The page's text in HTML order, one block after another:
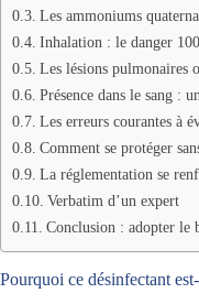
Les ammoniums
Inhalation : le danger
Les lésions pulmonaires
Présence dans le sang :
Les erreurs courantes à
Comment se protéger
La réglementation se
Verbatim d’un expert
Conclusion : adopter le
Pourquoi ce désinfectant